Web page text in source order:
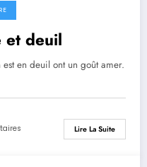
et deuil
en deuil ont un goût amer.
Lire La Suite